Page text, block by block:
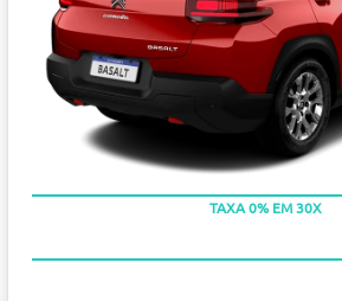
TAXA 0% EM 30X